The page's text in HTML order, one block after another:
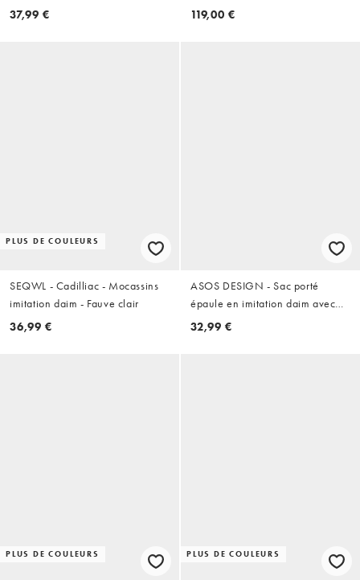
37,99 €
avec boucle - Taupe
119,00 €
PLUS DE COULEURS
SEQWL - Cadilliac - Mocassins
imitation daim - Fauve clair
36,99 €
ASOS DESIGN - Sac porté
épaule en imitation daim avec
poignée tressée - Fauve
32,99 €
PLUS DE COULEURS PLUS DE COULEURS